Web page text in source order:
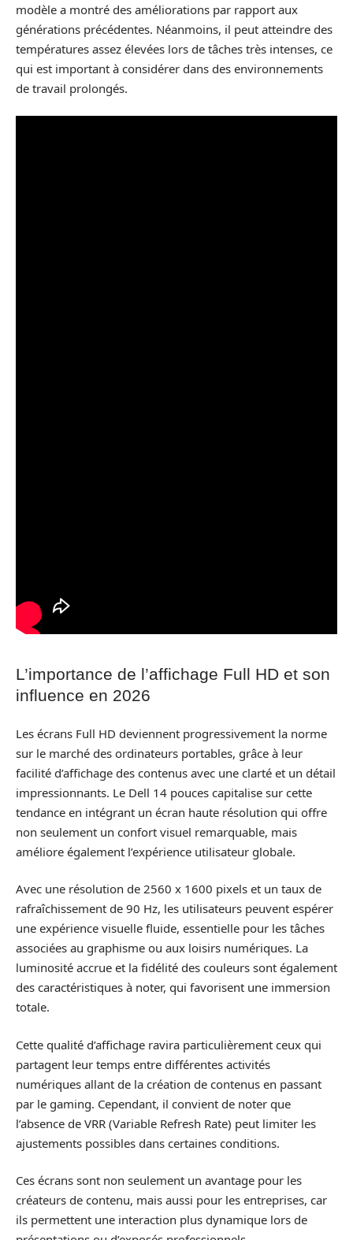
modèle a montré des améliorations par rapport aux
générations précédentes. Néanmoins, il peut atteindre des
températures assez élevées lors de tâches très intenses, ce
qui est important à considérer dans des environnements
de travail prolongés.
L’importance de l’affichage Full HD et son
influence en 2026
Les écrans Full HD deviennent progressivement la norme
sur le marché des ordinateurs portables, grâce à leur
facilité d’affichage des contenus avec une clarté et un détail
impressionnants. Le Dell 14 pouces capitalise sur cette
tendance en intégrant un écran haute résolution qui offre
non seulement un confort visuel remarquable, mais
améliore également l’expérience utilisateur globale.
Avec une résolution de 2560 x 1600 pixels et un taux de
rafraîchissement de 90 Hz, les utilisateurs peuvent espérer
une expérience visuelle fluide, essentielle pour les tâches
associées au graphisme ou aux loisirs numériques. La
luminosité accrue et la fidélité des couleurs sont également
des caractéristiques à noter, qui favorisent une immersion
totale.
Cette qualité d’affichage ravira particulièrement ceux qui
partagent leur temps entre différentes activités
numériques allant de la création de contenus en passant
par le gaming. Cependant, il convient de noter que
l’absence de VRR (Variable Refresh Rate) peut limiter les
ajustements possibles dans certaines conditions.
Ces écrans sont non seulement un avantage pour les
créateurs de contenu, mais aussi pour les entreprises, car
ils permettent une interaction plus dynamique lors de